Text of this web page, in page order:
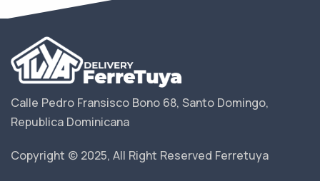
Calle Pedro Fransisco Bono 68, Santo Domingo,
Republica Dominicana
Copyright © 2025, All Right Reserved Ferretuya